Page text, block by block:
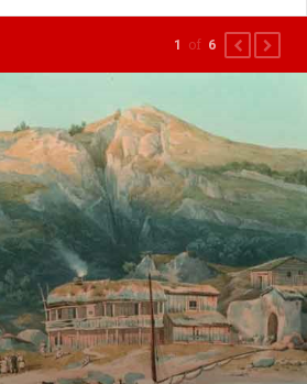
γνωστές οι προθέσεις του
υπουργείου για το μέλλον
του νοσοκομείου"
1 of 6 PREVIOUS
NEXT